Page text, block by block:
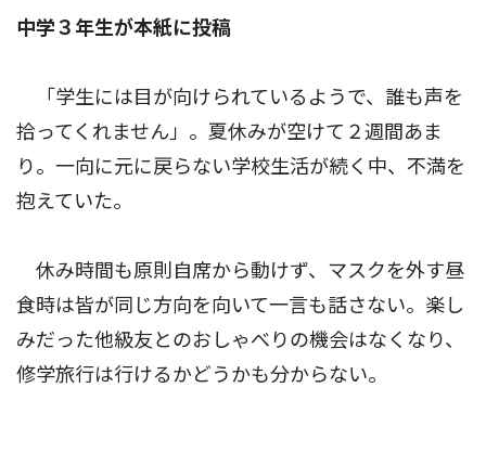
中学３年生が本紙に投稿
「学生には目が向けられているようで、誰も声を
拾ってくれません」。夏休みが空けて２週間あま
り。一向に元に戻らない学校生活が続く中、不満を
抱えていた。
休み時間も原則自席から動けず、マスクを外す昼
食時は皆が同じ方向を向いて一言も話さない。楽し
みだった他級友とのおしゃべりの機会はなくなり、
修学旅行は行けるかどうかも分からない。